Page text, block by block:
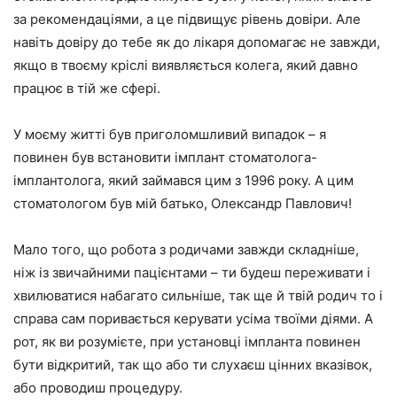
за рекомендаціями, а це підвищує рівень довіри. Але
навіть довіру до тебе як до лікаря допомагає не завжди,
якщо в твоєму кріслі виявляється колега, який давно
працює в тій же сфері.
У моєму житті був приголомшливий випадок – я
повинен був встановити імплант стоматолога-
імплантолога, який займався цим з 1996 року. А цим
стоматологом був мій батько, Олександр Павлович!
Мало того, що робота з родичами завжди складніше,
ніж із звичайними пацієнтами – ти будеш переживати і
хвилюватися набагато сильніше, так ще й твій родич то і
справа сам поривається керувати усіма твоїми діями. А
рот, як ви розумієте, при установці імпланта повинен
бути відкритий, так що або ти слухаєш цінних вказівок,
або проводиш процедуру.